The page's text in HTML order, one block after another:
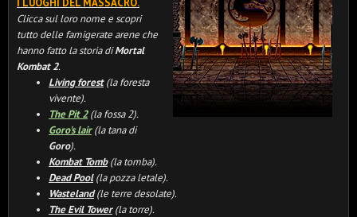
I LUOGHI DEL MASSACRO.
Clicca sul loro nome e scopri
tutto delle famigerate arene che
hanno fatto la storia diMortal
Kombat 2.
Living forest(la foresta
vivente).
The Pit 2(la fossa 2).
Goro's lair(la tana di
Goro).
Kombat Tomb(la tomba).
Dead Pool(la pozza letale).
Wasteland(le terre desolate).
The Evil Tower(la torre).